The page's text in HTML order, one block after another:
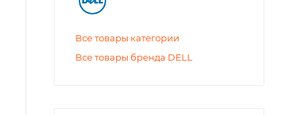
Все товары категории
Все товары бренда DELL